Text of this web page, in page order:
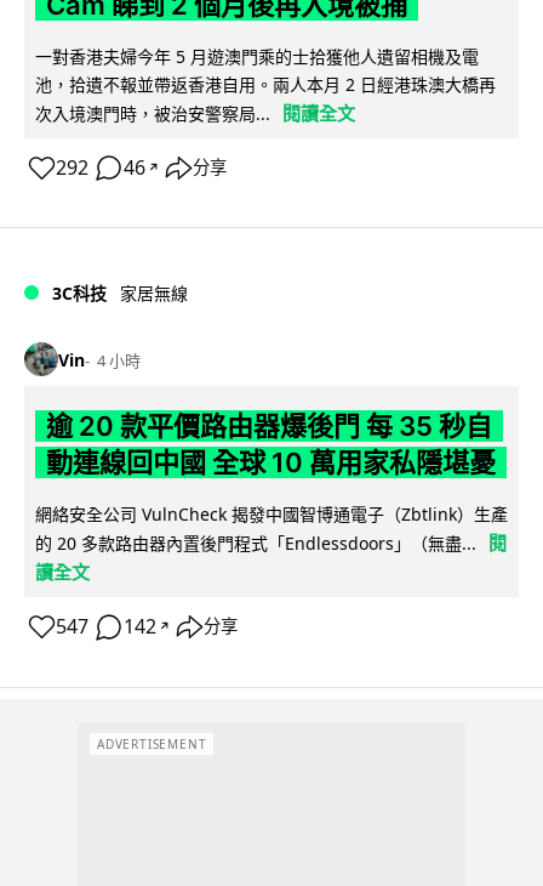
一對香港夫婦今年 5 月遊澳門乘的士拾獲他人遺留相機及電
池，拾遺不報並帶返香港自用。兩人本月 2 日經港珠澳大橋再
次入境澳門時，被治安警察局...
閱讀全文
292 46 ↗ 分享
3C科技 家居無線
Vin 4 小時
逾 20 款平價路由器爆後門 每 35 秒自
動連線回中國 全球 10 萬用家私隱堪憂
網絡安全公司 VulnCheck 揭發中國智博通電子（Zbtlink）生產
的 20 多款路由器內置後門程式「Endlessdoors」（無盡...
閱
讀全文
547 142 ↗ 分享
ADVERTISEMENT